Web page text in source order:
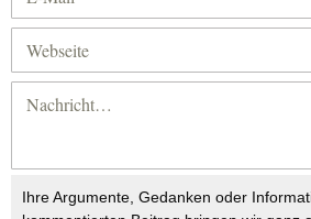
Ihre Argumente, Gedanken oder